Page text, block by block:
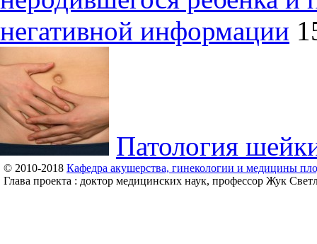
негативной информации
Патология
© 2010-2018 Кафедра акушерства, гинекологии и медицины
Глава проекта : доктор медицинских наук, профессор Жук